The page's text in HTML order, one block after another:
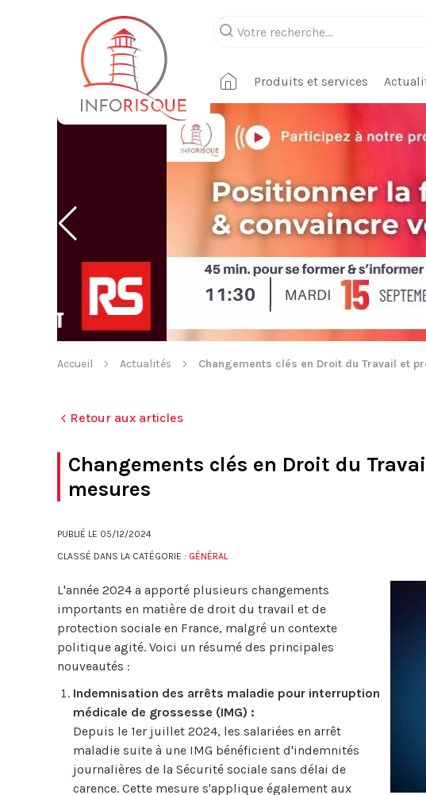
Produits et services
Accueil Actualités Changements clés en Droit du Travail et
Retour aux articles
Changements clés en Droit du
mesures
PUBLIÉ LE 05/12/2024
CLASSÉ DANS LA CATÉGORIE : GÉNÉRAL
L'année 2024 a apporté plusieurs changements
importants en matière de droit du travail et de
protection sociale en France, malgré un contexte
politique agité. Voici un résumé des principales
nouveautés :
Indemnisation des arrêts maladie pour interruption
médicale de grossesse (IMG) :
Depuis le 1er juillet 2024, les salariées en arrêt
maladie suite à une IMG bénéficient d'indemnités
journalières de la Sécurité sociale sans délai de
carence. Cette mesure s'applique également aux